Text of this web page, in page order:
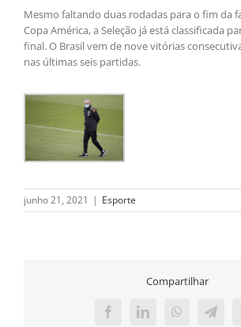
Mesmo faltando duas rodadas para o fim da
Copa América, a Seleção já está classificada
final. O Brasil vem de nove vitórias
nas últimas seis partidas.
junho 21, 2021 | Esporte
Compartilhar
FacebookLinkedInWhatsApp